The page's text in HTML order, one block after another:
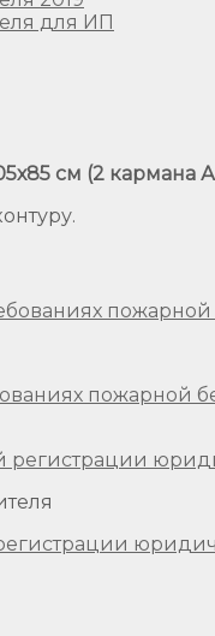
для ИП
см (2 кармана
пожарной